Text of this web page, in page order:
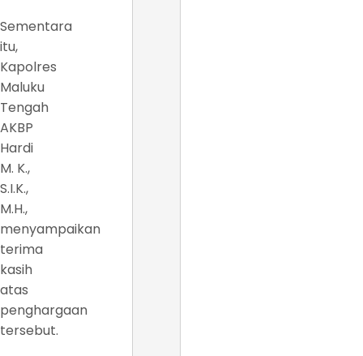
Sementara
itu,
Kapolres
Maluku
Tengah
AKBP
Hardi
M. K.,
S.I.K.,
M.H.,
menyampaikan
terima
kasih
atas
penghargaan
tersebut.